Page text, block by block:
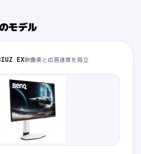
モデル
EX映像美と応答速度を両立